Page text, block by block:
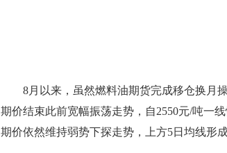
8月以来，虽然燃料油期货完成移仓换月操
期价结束此前宽幅振荡走势，自2550元/吨一
期价依然维持弱势下探走势，上方5日均线形